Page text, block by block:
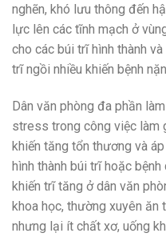
nghẽn, khó lưu thông đến
lực lên các tĩnh mạch ở
cho các búi trĩ hình thành
trĩ ngồi nhiều khiến bệnh
Dân văn phòng đa phần
stress trong công việc làm
khiến tăng tổn thương và
hình thành búi trĩ hoặc
khiến trĩ tăng ở dân văn
khoa học, thường xuyên ăn
nhưng lại ít chất xơ, uống